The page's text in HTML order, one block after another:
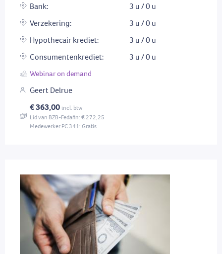
Bank:
3 u / 0 u
Verzekering:
3 u / 0 u
Hypothecair krediet:
3 u / 0 u
Consumentenkrediet:
3 u / 0 u
Webinar on demand
Geert Delrue
€ 363,00 incl. btw
Lid van BZB-Fedafin: € 272,25
Medewerker PC 341: Gratis